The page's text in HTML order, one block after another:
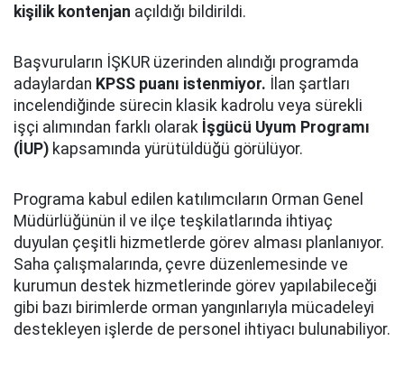
kişilik kontenjan açıldığı bildirildi.
Başvuruların İŞKUR üzerinden alındığı programda
adaylardan KPSS puanı istenmiyor. İlan şartları
incelendiğinde sürecin klasik kadrolu veya sürekli
işçi alımından farklı olarak İşgücü Uyum Programı
(İUP) kapsamında yürütüldüğü görülüyor.
Programa kabul edilen katılımcıların Orman Genel
Müdürlüğünün il ve ilçe teşkilatlarında ihtiyaç
duyulan çeşitli hizmetlerde görev alması planlanıyor.
Saha çalışmalarında, çevre düzenlemesinde ve
kurumun destek hizmetlerinde görev yapılabileceği
gibi bazı birimlerde orman yangınlarıyla mücadeleyi
destekleyen işlerde de personel ihtiyacı bulunabiliyor.